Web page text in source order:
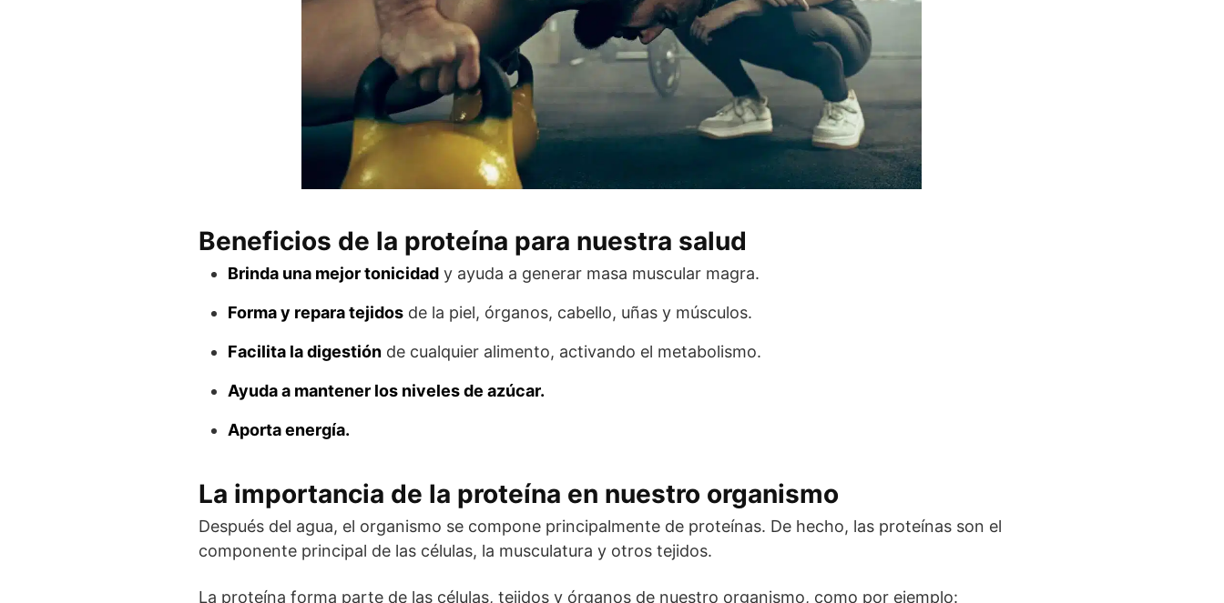
Beneficios de la proteína para nuestra salud
Brinda una mejor tonicidady ayuda a generar masa muscular magra.
Forma y repara tejidosde la piel, órganos, cabello, uñas y músculos.
Facilita la digestiónde cualquier alimento, activando el metabolismo.
Ayuda a mantener los niveles de azúcar.
Aporta energía.
La importancia de la proteína en nuestro organismo
Después del agua, el organismo se compone principalmente de proteínas. De hecho, las proteínas son el
componente principal de las células, la musculatura y otros tejidos.
La proteína forma parte de las células, tejidos y órganos de nuestro organismo, como por ejemplo: